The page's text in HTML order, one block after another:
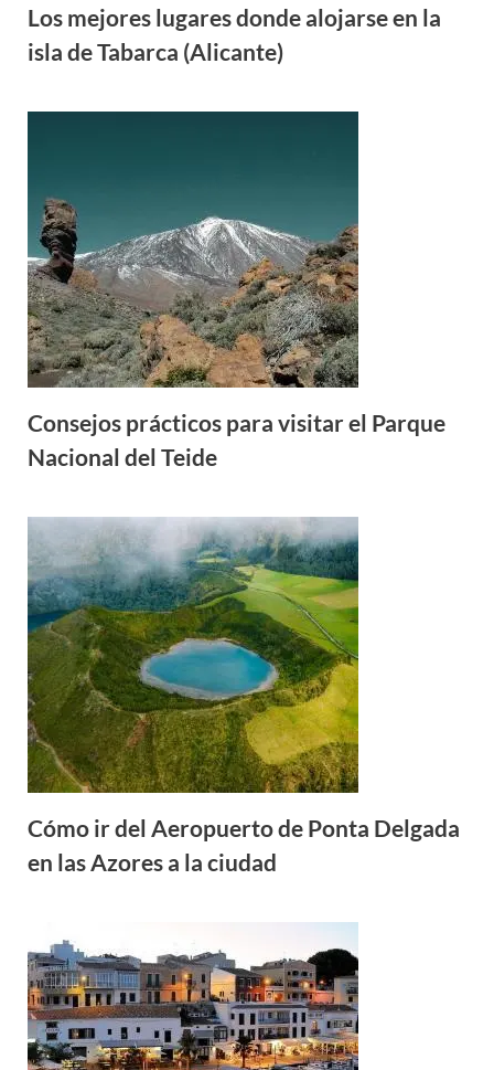
Los mejores lugares donde alojarse en la
isla de Tabarca (Alicante)
Consejos prácticos para visitar el Parque
Nacional del Teide
Cómo ir del Aeropuerto de Ponta Delgada
en las Azores a la ciudad